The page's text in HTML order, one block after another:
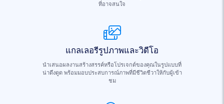
ที่อาจสนใจ
แกลเลอรีรูปภาพและวิดีโอ
นำเสนอผลงานสร้างสรรค์หรือโปรเจกต์ของคุณในรูปแบบที่
น่าดึงดูด พร้อมมอบประสบการณ์ภาพที่มีชีวิตชีวาให้กับผู้เข้า
ชม